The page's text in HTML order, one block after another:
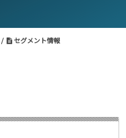
セグメント情報